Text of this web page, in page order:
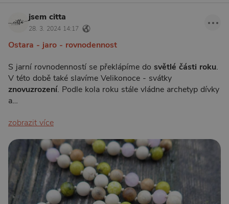
jsem citta
28. 3. 2024 14:17
Ostara - jaro - rovnodennost
S jarní rovnodenností se překlápíme do světlé části roku.
V této době také slavíme Velikonoce - svátky
znovuzrození. Podle kola roku stále vládne archetyp dívky
a…
zobrazit více